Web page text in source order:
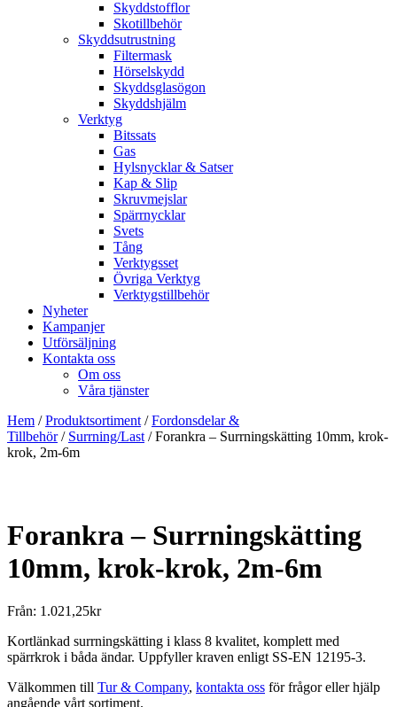
Skyddstofflor
Skotillbehör
Skyddsutrustning
Filtermask
Hörselskydd
Skyddsglasögon
Skyddshjälm
Verktyg
Bitssats
Gas
Hylsnycklar & Satser
Kap & Slip
Skruvmejslar
Spärrnycklar
Svets
Tång
Verktygsset
Övriga Verktyg
Verktygstillbehör
Nyheter
Kampanjer
Utförsäljning
Kontakta oss
Om oss
Våra tjänster
Hem /Produktsortiment /Fordonsdelar &
Tillbehör/ Surrning/Last / Forankra – Surrningskätting 10mm, krok-
krok, 2m-6m
Forankra – Surrningskätting
10mm, krok-krok, 2m-6m
Från: 1.021,25kr
Kortlänkad surrningskätting i klass 8 kvalitet, komplett med
spärrkrok i båda ändar. Uppfyller kraven enligt SS-EN 12195-3.
Välkommen till Tur & Company, kontakta oss för frågor eller hjälp
angående vårt sortiment.